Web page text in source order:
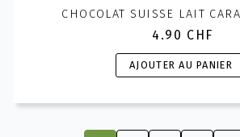
CHOCOLAT SUISSE LAIT
4.90 CHF
AJOUTER AU PANIER